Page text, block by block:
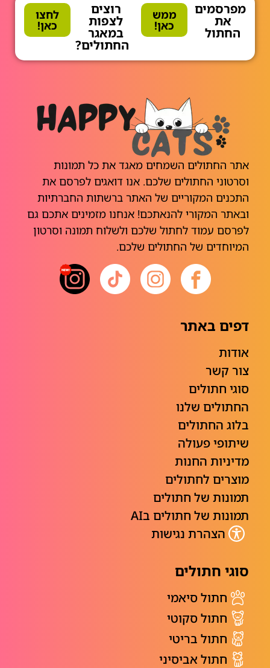
מפרסמים
את
החתול
ממש
כאן!
רוצים
לצפות
במאגר
החתולים?
לחצו
כאן!
אתר החתולים השמחים מאגד את כל תמונות
וסרטוני החתולים שלכם. אנו דואגים לפרסם את
התכנים המקוריים של האתר ברשתות החברתיות
ובאתר המקורי להנאתכם! אנחנו מזמינים אתכם גם
לפרסם עמוד לחתול שלכם ולשלוח תמונה וסרטון
המיוחדים של החתולים שלכם.
דפים באתר
אודות
צור קשר
סוגי חתולים
החתולים שלנו
בלוג החתולים
שיתופי פעולה
מדיניות החנות
מוצרים לחתולים
תמונות של חתולים
תמונות של חתולים בAI
הצהרת נגישות
סוגי חתולים
חתול סיאמי
חתול סקוטי
חתול בריטי
חתול אביסיני